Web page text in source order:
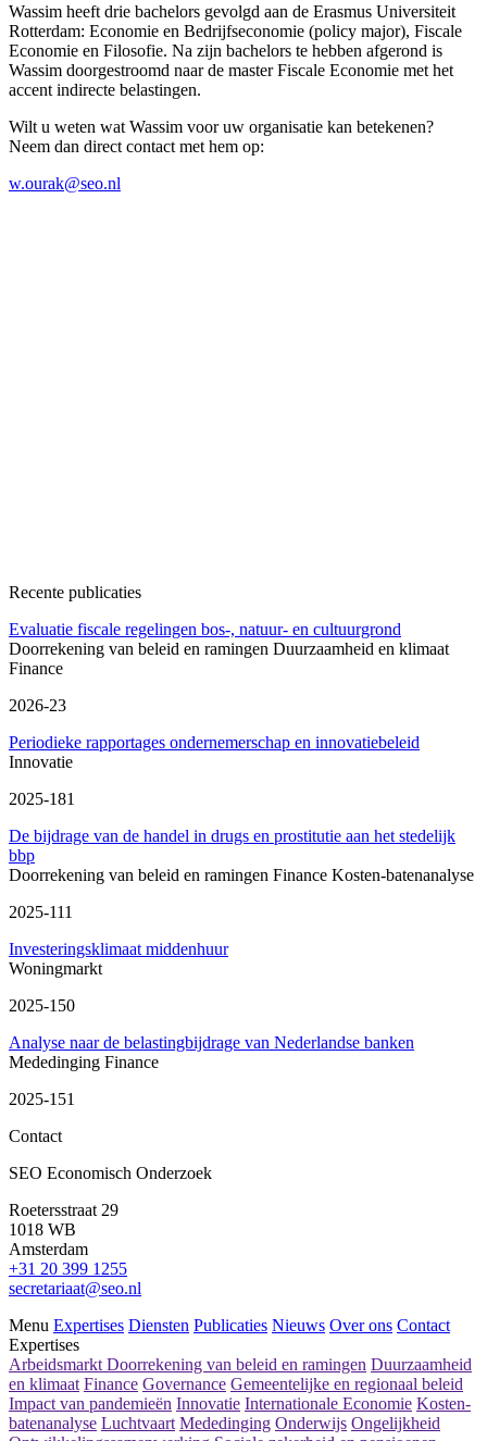
Wassim heeft drie bachelors gevolgd aan de Erasmus Universiteit
Rotterdam: Economie en Bedrijfseconomie (policy major), Fiscale
Economie en Filosofie. Na zijn bachelors te hebben afgerond is
Wassim doorgestroomd naar de master Fiscale Economie met het
accent indirecte belastingen.
Wilt u weten wat Wassim voor uw organisatie kan betekenen?
Neem dan direct contact met hem op:
w.ourak@seo.nl
Recente publicaties
Evaluatie fiscale regelingen bos-, natuur- en cultuurgrond
Doorrekening van beleid en ramingen Duurzaamheid en klimaat
Finance
2026-23
Periodieke rapportages ondernemerschap en innovatiebeleid
Innovatie
2025-181
De bijdrage van de handel in drugs en prostitutie aan het stedelijk
bbp
Doorrekening van beleid en ramingen Finance Kosten-batenanalyse
2025-111
Investeringsklimaat middenhuur
Woningmarkt
2025-150
Analyse naar de belastingbijdrage van Nederlandse banken
Mededinging Finance
2025-151
Contact
SEO Economisch Onderzoek
Roetersstraat 29
1018 WB
Amsterdam
+31 20 399 1255
secretariaat@seo.nl
Menu Expertises Diensten Publicaties Nieuws Over ons Contact
Expertises
Arbeidsmarkt Doorrekening van beleid en ramingen Duurzaamheid
en klimaat Finance Governance Gemeentelijke en regionaal beleid
Impact van pandemieën Innovatie Internationale Economie Kosten-
batenanalyse Luchtvaart Mededinging Onderwijs Ongelijkheid